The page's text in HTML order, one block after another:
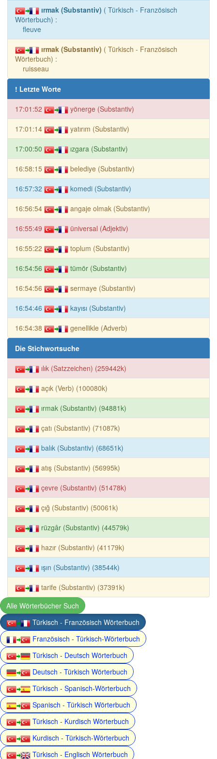
ırmak (Substantiv) ( Türkisch - Französisch
Wörterbuch) :
fleuve
ırmak (Substantiv) ( Türkisch - Französisch
Wörterbuch) :
ruisseau
! Letzte Worte
17:01:52 yönerge (Substantiv)
17:01:14 yatırım (Substantiv)
17:00:50 ızgara (Substantiv)
16:58:15 belediye (Substantiv)
16:57:32 komedi (Substantiv)
16:56:54 angaje olmak (Substantiv)
16:55:49 üniversal (Adjektiv)
16:55:22 toplum (Substantiv)
16:54:56 tümör (Substantiv)
16:54:56 sermaye (Substantiv)
16:54:46 kayısı (Substantiv)
16:54:38 genellikle (Adverb)
Die Stichwortsuche
ılık (Satzzeichen) (259442k)
açık (Verb) (100080k)
ırmak (Substantiv) (94881k)
çatı (Substantiv) (71087k)
balık (Substantiv) (68651k)
atış (Substantiv) (56995k)
çevre (Substantiv) (51478k)
çığ (Substantiv) (50061k)
rüzgâr (Substantiv) (44579k)
hazır (Substantiv) (41179k)
ışın (Substantiv) (38544k)
tarife (Substantiv) (37391k)
Alle Wörterbücher Such
Türkisch - Französisch Wörterbuch
Französisch - Türkisch-Wörterbuch
Türkisch - Deutsch Wörterbuch
Deutsch - Türkisch Wörterbuch
Türkisch - Spanisch-Wörterbuch
Spanisch - Türkisch Wörterbuch
Türkisch - Kurdisch Wörterbuch
Kurdisch - Türkisch-Wörterbuch
Türkisch - Englisch Wörterbuch